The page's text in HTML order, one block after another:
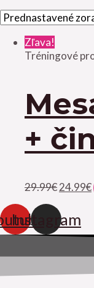
Zľava!
Tréningové
+
29.99€24.99€
Instagram